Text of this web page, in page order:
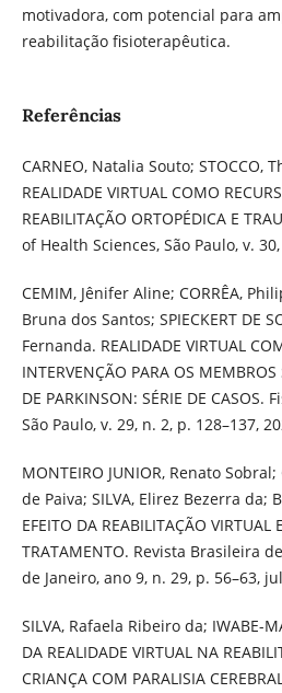
motivadora, com potencial para
reabilitação fisioterapêutica.
Referências
CARNEO, Natalia Souto; STOCCO,
REALIDADE VIRTUAL COMO
REABILITAÇÃO ORTOPÉDICA E
of Health Sciences, São Paulo, v.
CEMIM, Jênifer Aline; CORRÊA,
Bruna dos Santos; SPIECKERT DE
Fernanda. REALIDADE VIRTUAL
INTERVENÇÃO PARA OS
DE PARKINSON: SÉRIE DE
São Paulo, v. 29, n. 2, p. 128–137,
MONTEIRO JUNIOR, Renato
de Paiva; SILVA, Elirez Bezerra da;
EFEITO DA REABILITAÇÃO VIRTUAL
TRATAMENTO. Revista Brasileira
de Janeiro, ano 9, n. 29, p. 56–63,
SILVA, Rafaela Ribeiro da; IWABE-
DA REALIDADE VIRTUAL NA
CRIANÇA COM PARALISIA